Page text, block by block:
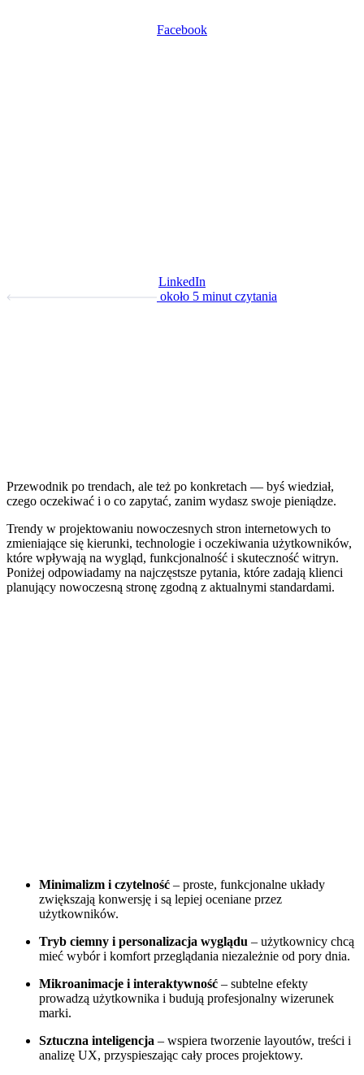
Facebook
LinkedIn
około 5 minut czytania
Przewodnik po trendach, ale też po konkretach — byś wiedział,
czego oczekiwać i o co zapytać, zanim wydasz swoje pieniądze.
Trendy w projektowaniu nowoczesnych stron internetowych to
zmieniające się kierunki, technologie i oczekiwania użytkowników,
które wpływają na wygląd, funkcjonalność i skuteczność witryn.
Poniżej odpowiadamy na najczęstsze pytania, które zadają klienci
planujący nowoczesną stronę zgodną z aktualnymi standardami.
Minimalizm i czytelność – proste, funkcjonalne układy
zwiększają konwersję i są lepiej oceniane przez
użytkowników.
Tryb ciemny i personalizacja wyglądu – użytkownicy chcą
mieć wybór i komfort przeglądania niezależnie od pory dnia.
Mikroanimacje i interaktywność – subtelne efekty
prowadzą użytkownika i budują profesjonalny wizerunek
marki.
Sztuczna inteligencja – wspiera tworzenie layoutów, treści i
analizę UX, przyspieszając cały proces projektowy.